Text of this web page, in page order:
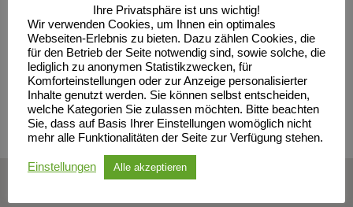
© Sportclub Neubrandenburg e.V. | All Rights Reserved
Ihre Privatsphäre ist uns wichtig!
Wir verwenden Cookies, um Ihnen ein optimales
Webseiten-Erlebnis zu bieten. Dazu zählen Cookies, die
für den Betrieb der Seite notwendig sind, sowie solche, die
lediglich zu anonymen Statistikzwecken, für
Komforteinstellungen oder zur Anzeige personalisierter
Inhalte genutzt werden. Sie können selbst entscheiden,
welche Kategorien Sie zulassen möchten. Bitte beachten
Sie, dass auf Basis Ihrer Einstellungen womöglich nicht
mehr alle Funktionalitäten der Seite zur Verfügung stehen.
Einstellungen Alle akzeptieren